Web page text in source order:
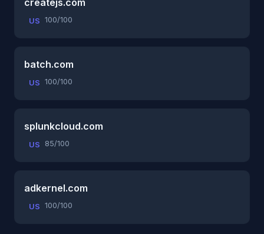
US 100/100
batch.com
US 100/100
splunkcloud.com
US 85/100
adkernel.com
US 100/100